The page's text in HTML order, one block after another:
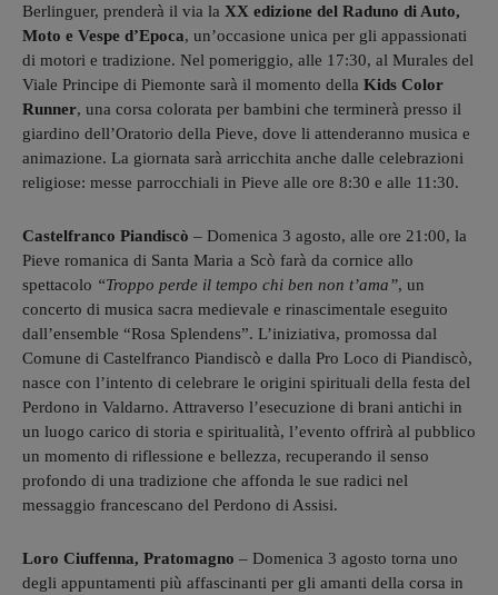
Berlinguer, prenderà il via la XX edizione del Raduno di Auto,
Moto e Vespe d’Epoca, un’occasione unica per gli appassionati
di motori e tradizione. Nel pomeriggio, alle 17:30, al Murales del
Viale Principe di Piemonte sarà il momento della Kids Color
Runner, una corsa colorata per bambini che terminerà presso il
giardino dell’Oratorio della Pieve, dove li attenderanno musica e
animazione. La giornata sarà arricchita anche dalle celebrazioni
religiose: messe parrocchiali in Pieve alle ore 8:30 e alle 11:30.
Castelfranco Piandiscò – Domenica 3 agosto, alle ore 21:00, la
Pieve romanica di Santa Maria a Scò farà da cornice allo
spettacolo “Troppo perde il tempo chi ben non t’ama”, un
concerto di musica sacra medievale e rinascimentale eseguito
dall’ensemble “Rosa Splendens”. L’iniziativa, promossa dal
Comune di Castelfranco Piandiscò e dalla Pro Loco di Piandiscò,
nasce con l’intento di celebrare le origini spirituali della festa del
Perdono in Valdarno. Attraverso l’esecuzione di brani antichi in
un luogo carico di storia e spiritualità, l’evento offrirà al pubblico
un momento di riflessione e bellezza, recuperando il senso
profondo di una tradizione che affonda le sue radici nel
messaggio francescano del Perdono di Assisi.
Loro Ciuffenna, Pratomagno – Domenica 3 agosto torna uno
degli appuntamenti più affascinanti per gli amanti della corsa in